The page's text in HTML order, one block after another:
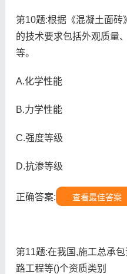
第10题:根据《混凝土面
的技术要求包括外观质量
等。
A.化学性能
B.力学性能
C.强度等级
D.抗渗等级
正确答案: 查看最佳答案
第11题:在我国,施工总承
路工程等()个资质类别